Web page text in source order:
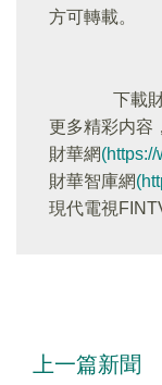
方可轉載。
下載
更多精彩内容
財華網
財華智庫網
現代電視
上一篇新聞